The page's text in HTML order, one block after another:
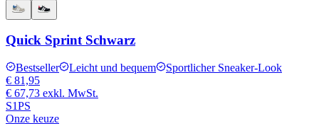
Quick Sprint Schwarz
Bestseller Leicht und bequem
Sportlicher Sneaker-Look
€ 81,95
€ 67,73 exkl. MwSt.
S1PS
Onze keuze